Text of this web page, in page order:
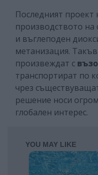
Последният проект
производството
и въглеподен
метанизация.
произвеждат с
транспортират по
чрез
решение носи
глобален интерес.